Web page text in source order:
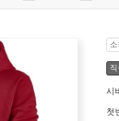
시
첫